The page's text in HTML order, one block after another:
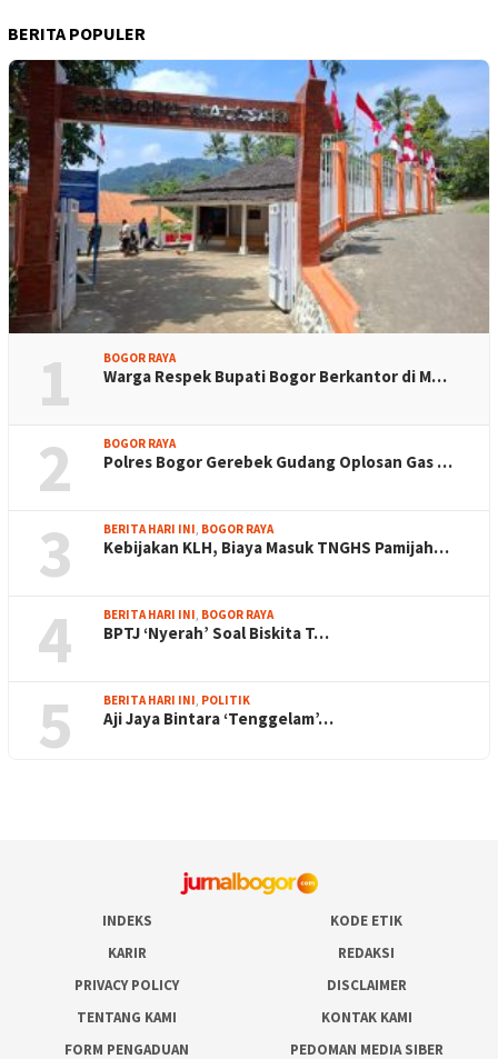
BERITA POPULER
1 BOGOR RAYA
Warga Respek Bupati Bogor Berkantor di M…
2 BOGOR RAYA
Polres Bogor Gerebek Gudang Oplosan Gas …
3 BERITA HARI INI, BOGOR RAYA
Kebijakan KLH, Biaya Masuk TNGHS Pamijah…
4 BERITA HARI INI, BOGOR RAYA
BPTJ ‘Nyerah’ Soal Biskita T…
5 BERITA HARI INI, POLITIK
Aji Jaya Bintara ‘Tenggelam’…
INDEKS
KODE ETIK
KARIR
REDAKSI
PRIVACY POLICY
DISCLAIMER
TENTANG KAMI
KONTAK KAMI
FORM PENGADUAN
PEDOMAN MEDIA SIBER